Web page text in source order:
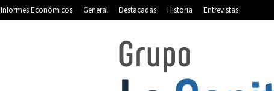
Informes Económicos General Destacadas Historia Entrevistas